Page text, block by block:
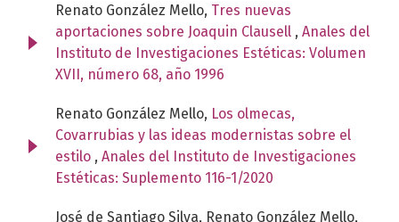
Renato González Mello, Tres nuevas
aportaciones sobre Joaquin Clausell , Anales del
Instituto de Investigaciones Estéticas: Volumen
XVII, número 68, año 1996
Renato González Mello, Los olmecas,
Covarrubias y las ideas modernistas sobre el
estilo , Anales del Instituto de Investigaciones
Estéticas: Suplemento 116-1/2020
José de Santiago Silva, Renato González Mello,